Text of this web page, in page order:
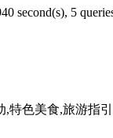
second(s), 5
,特色美食,旅游